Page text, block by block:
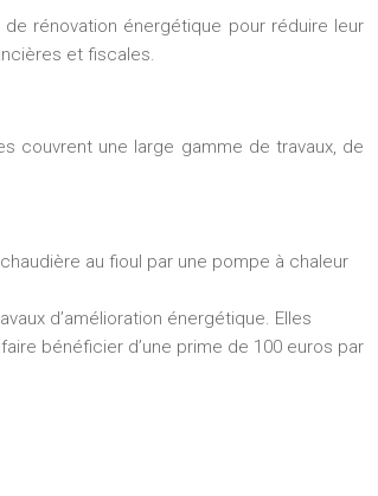
rénovation énergétique pour réduire leur
et fiscales.
couvrent une large gamme de travaux, de
au fioul par une pompe à chaleur
d’amélioration énergétique. Elles
bénéficier d’une prime de 100 euros par